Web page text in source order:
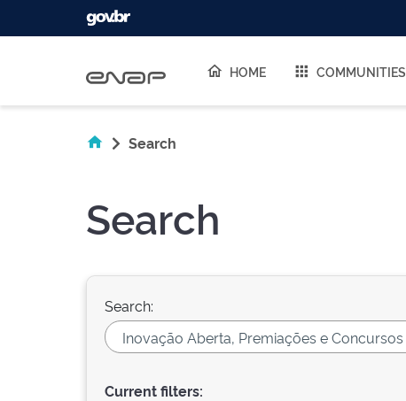
HOME COMMUNITIES
Search
Search
Search:
Current filters: